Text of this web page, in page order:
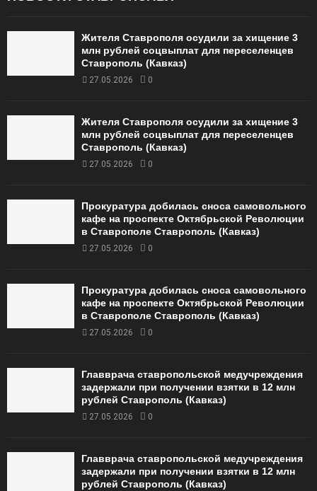
Жителя Ставрополя осудили за хищение 3
млн рублей соцвыплат для переселенцев
Ставрополь (Кавказ)
27.05.2026 0
Жителя Ставрополя осудили за хищение 3
млн рублей соцвыплат для переселенцев
Ставрополь (Кавказ)
27.05.2026 0
Прокуратура добилась сноса самовольного
кафе на проспекте Октябрьской Революции
в Ставрополе Ставрополь (Кавказ)
27.05.2026 0
Прокуратура добилась сноса самовольного
кафе на проспекте Октябрьской Революции
в Ставрополе Ставрополь (Кавказ)
27.05.2026 0
Главврача ставропольской медучреждения
задержали при получении взятки в 12 млн
рублей Ставрополь (Кавказ)
27.05.2026 0
Главврача ставропольской медучреждения
задержали при получении взятки в 12 млн
рублей Ставрополь (Кавказ)